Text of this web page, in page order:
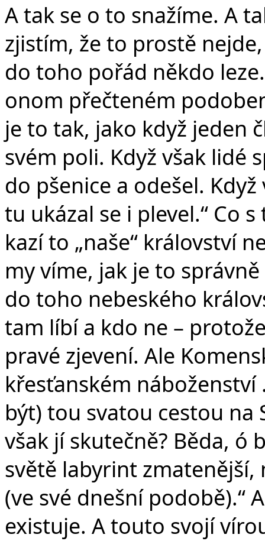
A tak se o to snažíme. A
zjistím, že to prostě
do toho pořád někdo
onom přečteném
je to tak, jako když jeden
svém poli. Když však lidé
do pšenice a odešel.
tu ukázal se i plevel.“ Co
kazí to „naše“ království
my víme, jak je to
do toho nebeského
tam líbí a kdo ne –
pravé zjevení. Ale
křesťanském
být) tou svatou cestou na
však jí skutečně? Běda, ó
světě labyrint zmatenější,
(ve své dnešní podobě).“
existuje. A touto svojí